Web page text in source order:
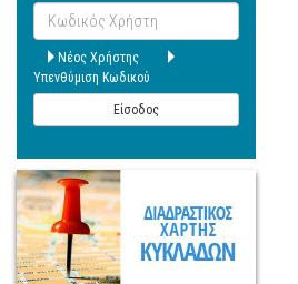
Κωδικός
Χρήστη
Νέος Χρήστης
Υπενθύμιση Κωδικού
Είσοδος